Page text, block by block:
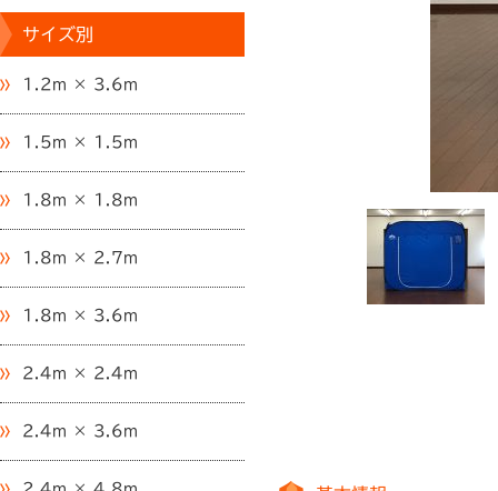
サイズ別
1.2m × 3.6m
1.5m × 1.5m
1.8m × 1.8m
1.8m × 2.7m
1.8m × 3.6m
2.4m × 2.4m
2.4m × 3.6m